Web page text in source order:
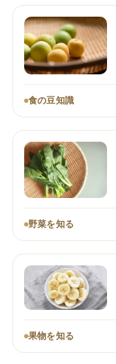
食の豆知識
野菜を知る
果物を知る